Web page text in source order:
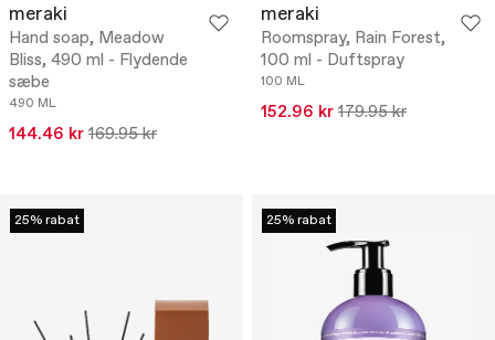
meraki
Hand soap, Meadow
Bliss, 490 ml - Flydende
sæbe
490 ML
144.46 kr 169.95 kr
meraki
Roomspray, Rain Forest,
100 ml - Duftspray
100 ML
152.96 kr 179.95 kr
25% rabat 25% rabat